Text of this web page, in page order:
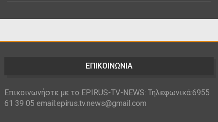
ΕΠΙΚΟΙΝΩΝΙΑ
Επικοινωνήστε με το EPIRUS-TV-NEWS: Τηλεφωνικά:6955
61 39 05 email:epirus.tv.news@gmail.com